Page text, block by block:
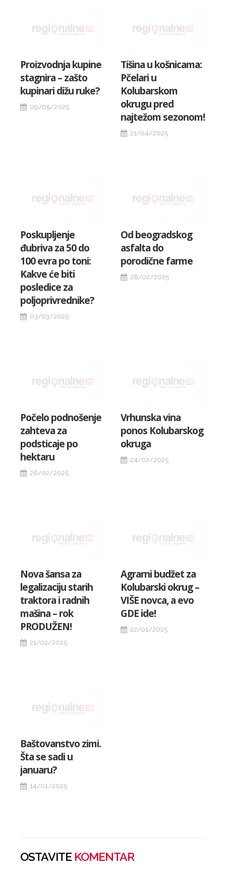
Proizvodnja kupine
stagnira – zašto
kupinari dižu ruke?
09/05/2025
Tišina u košnicama:
Pčelari u
Kolubarskom
okrugu pred
najtežom sezonom!
21/04/2025
Poskupljenje
đubriva za 50 do
100 evra po toni:
Kakve će biti
posledice za
poljoprivrednike?
03/03/2025
Od beogradskog
asfalta do
porodične farme
28/02/2025
Počelo podnošenje
zahteva za
podsticaje po
hektaru
26/02/2025
Vrhunska vina
ponos Kolubarskog
okruga
24/02/2025
Nova šansa za
legalizaciju starih
traktora i radnih
mašina – rok
PRODUŽEN!
21/02/2025
Agrarni budžet za
Kolubarski okrug –
VIŠE novca, a evo
GDE ide!
22/01/2025
Baštovanstvo zimi.
Šta se sadi u
januaru?
14/01/2025
OSTAVITE KOMENTAR